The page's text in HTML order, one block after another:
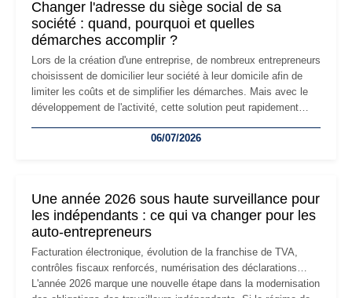
Changer l'adresse du siège social de sa
société : quand, pourquoi et quelles
démarches accomplir ?
Lors de la création d'une entreprise, de nombreux entrepreneurs
choisissent de domicilier leur société à leur domicile afin de
limiter les coûts et de simplifier les démarches. Mais avec le
développement de l'activité, cette solution peut rapidement
professionnels, recrutement, image de marque… Le
06/07/2026
Une année 2026 sous haute surveillance pour
les indépendants : ce qui va changer pour les
auto-entrepreneurs
Facturation électronique, évolution de la franchise de TVA,
contrôles fiscaux renforcés, numérisation des déclarations…
L'année 2026 marque une nouvelle étape dans la modernisation